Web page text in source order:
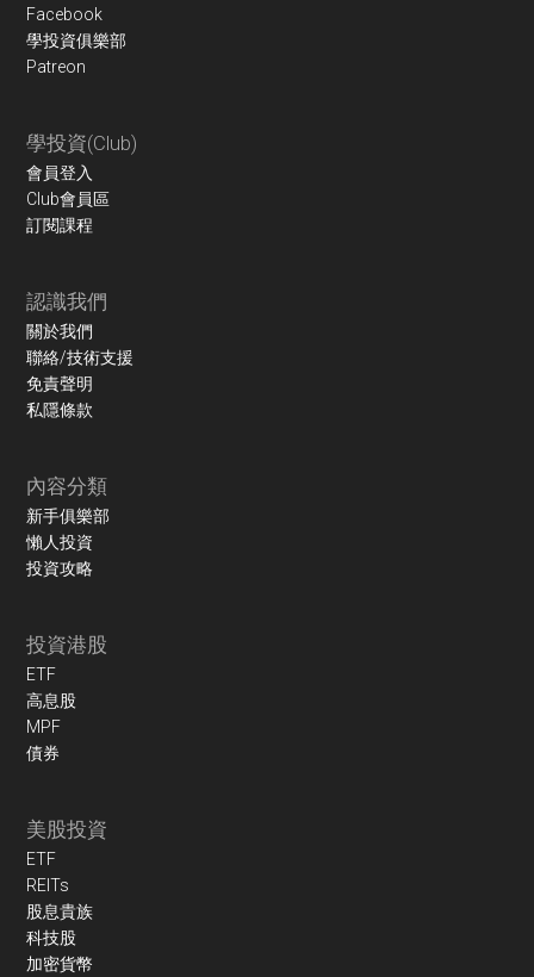
Facebook
學投資俱樂部
Patreon
學投資(Club)
會員登入
Club會員區
訂閱課程
認識我們
關於我們
聯絡/技術支援
免責聲明
私隱條款
內容分類
新手俱樂部
懶人投資
投資攻略
投資港股
ETF
高息股
MPF
債券
美股投資
ETF
REITs
股息貴族
科技股
加密貨幣